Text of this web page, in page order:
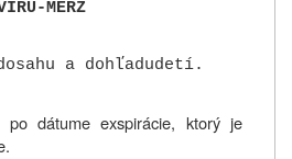
MERZ
a dohľadudetí.
po dátume exspirácie, ktorý je